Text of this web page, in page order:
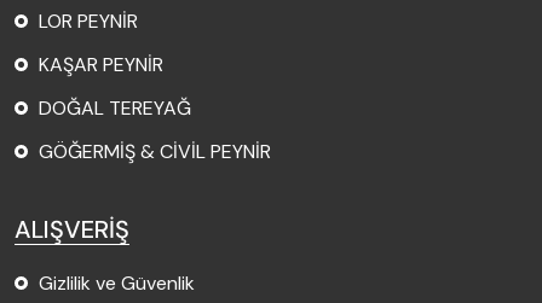
LOR PEYNİR
KAŞAR PEYNİR
DOĞAL TEREYAĞ
GÖĞERMİŞ & CİVİL PEYNİR
ALIŞVERİŞ
Gizlilik ve Güvenlik